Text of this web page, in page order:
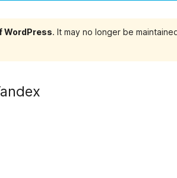
WordPress. It may no longer be